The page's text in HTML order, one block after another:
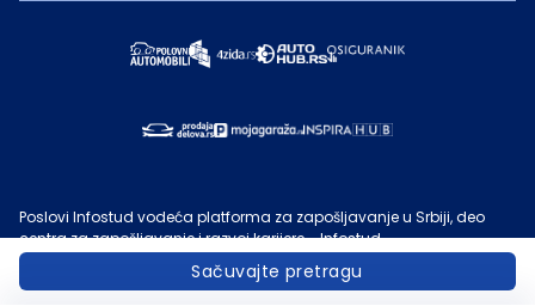
Sačuvajte pretragu
Poslovi Infostud vodeća platforma za zapošljavanje u Srbiji, deo
centra za zapošljavanje i razvoj karijere - Infostud.
©
Infostud rešenja d.o.o. Subotica
Poslovi.infostud.com
je vlasništvo Infostuda. Zabranjeno je njegovo